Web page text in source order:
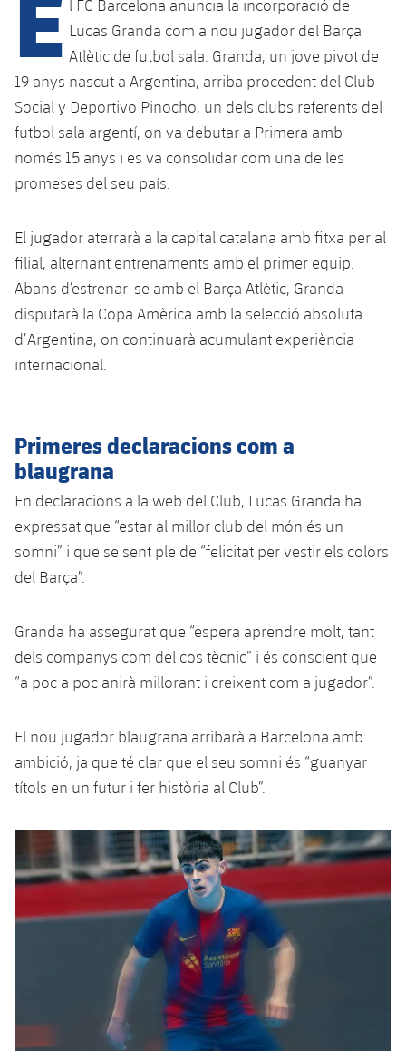
plusicon
més
Instal·lacions
Spotify Camp Nou
Ciutat Esportiva
plusicon
més
Serveis
Accessibilitat
plusicon
més
Instal·lacions
l FC Barcelona anuncia la incorporació de
Lucas Granda com a nou jugador del Barça
Atlètic de futbol sala. Granda, un jove pivot de
19 anys nascut a Argentina, arriba procedent del Club
Social y Deportivo Pinocho, un dels clubs referents del
futbol sala argentí, on va debutar a Primera amb
només 15 anys i es va consolidar com una de les
promeses del seu país.
El jugador aterrarà a la capital catalana amb fitxa per al
filial, alternant entrenaments amb el primer equip.
Abans d’estrenar-se amb el Barça Atlètic, Granda
disputarà la Copa Amèrica amb la selecció absoluta
d’Argentina, on continuarà acumulant experiència
internacional.
Primeres declaracions com a
blaugrana
En declaracions a la web del Club, Lucas Granda ha
expressat que “estar al millor club del món és un
somni” i que se sent ple de “felicitat per vestir els colors
del Barça”.
Granda ha assegurat que “espera aprendre molt, tant
dels companys com del cos tècnic” i és conscient que
“a poc a poc anirà millorant i creixent com a jugador”.
El nou jugador blaugrana arribarà a Barcelona amb
ambició, ja que té clar que el seu somni és “guanyar
títols en un futur i fer història al Club”.